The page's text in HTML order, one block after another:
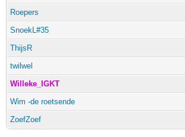
Roepers
SnoekL#35
ThijsR
twilwel
Willeke_IGKT
Wim -de roetsende
ZoefZoef